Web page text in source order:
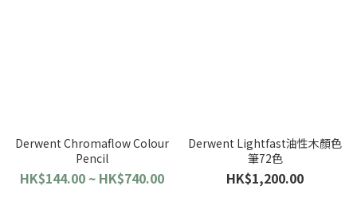
Derwent Chromaflow Colour
Pencil
HK$144.00 ~ HK$740.00
Derwent Lightfast油性木顏色
筆72色
HK$1,200.00